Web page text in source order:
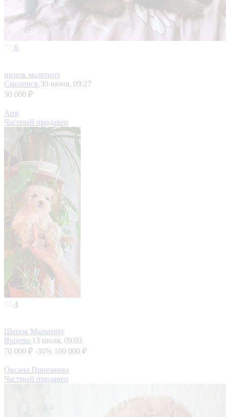
6
щенок мальтипу
Смоленск 30 июня, 09:27
30 000 ₽
Аня
Частный продавец
4
Щенок Мальтипу
Ярцево 13 июля, 09:03
70 000 ₽ -30% 100 000 ₽
Оксана Приезжева
Частный продавец